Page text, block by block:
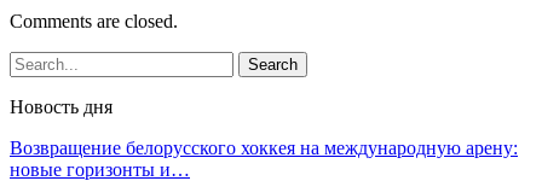
Comments are closed.
Новость дня
Возвращение белорусского хоккея на международную арену:
новые горизонты и…